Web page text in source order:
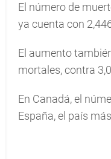
El número de
ya cuenta con
El aumento
mortales, contra
En Canadá, el
España, el país